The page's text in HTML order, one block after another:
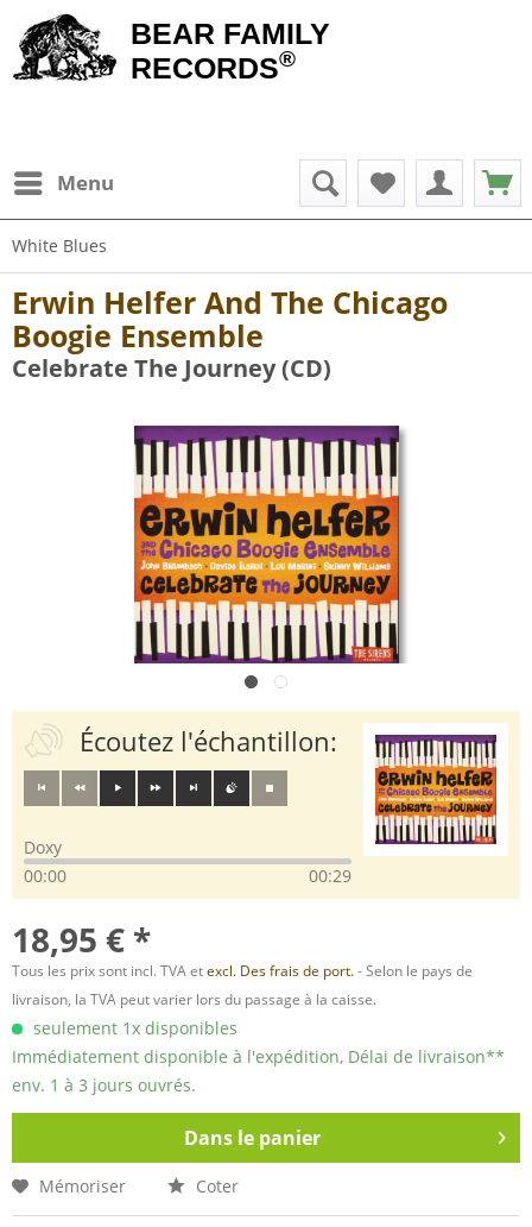
BEAR FAMILY
RECORDS®
Menu
White Blues
Erwin Helfer And The Chicago
Boogie Ensemble
Celebrate The Journey (CD)
Écoutez l'échantillon:
Doxy
00:00
00:29
18,95 € *
Tous les prix sont incl. TVA etexcl. Des frais de port.- Selon le pays de
livraison, la TVA peut varier lors du passage à la caisse.
seulement 1x disponibles
Immédiatement disponible à l'expédition, Délai de livraison**
env. 1 à 3 jours ouvrés.
Dans le panier
Mémoriser Coter